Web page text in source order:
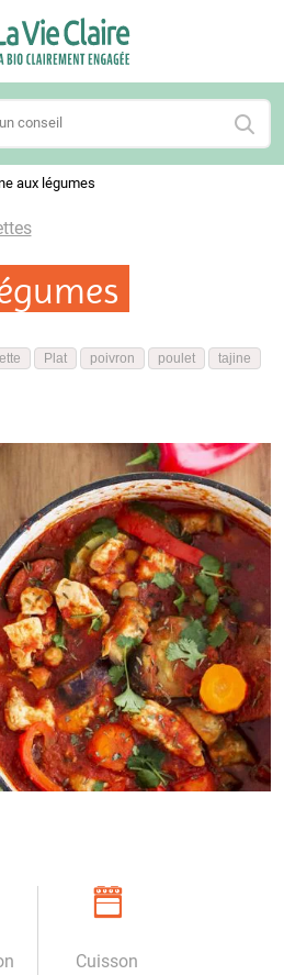
aux légumes
Plat poivron poulet tajine
Cuisson